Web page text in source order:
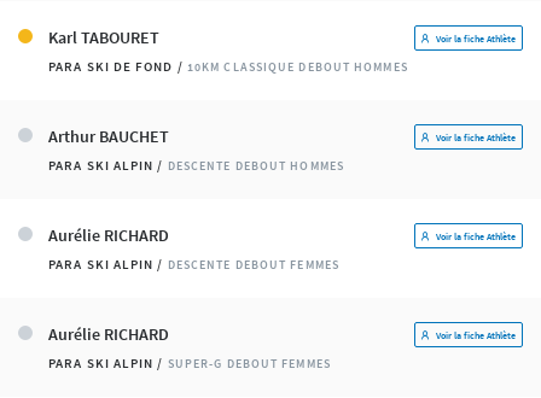
PARA SKI DE FOND / 10KM CLASSIQUE DEBOUT HOMMES
Karl TABOURET Voir la fiche Athlète
PARA SKI ALPIN / DESCENTE DEBOUT HOMMES
Arthur BAUCHET Voir la fiche Athlète
PARA SKI ALPIN / DESCENTE DEBOUT FEMMES
Aurélie RICHARD Voir la fiche Athlète
PARA SKI ALPIN / SUPER-G DEBOUT FEMMES
Aurélie RICHARD Voir la fiche Athlète